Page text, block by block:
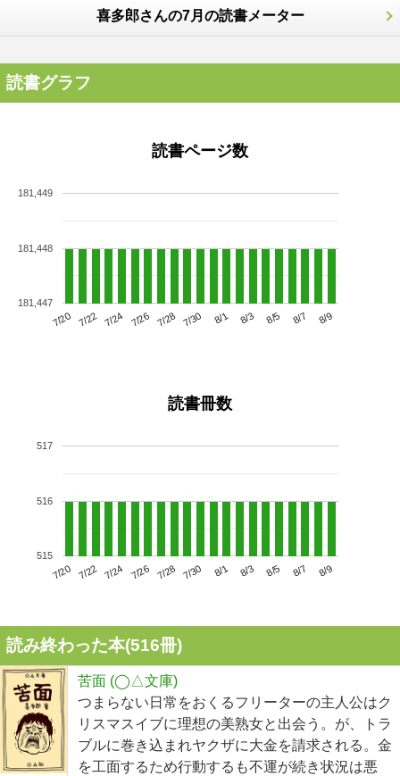
喜多郎さんの7月の読書メーター
読書グラフ
読書ページ数
7/20 7/22 7/24 7/26 7/28 7/30 8/1 8/3 8/5 8/7 8/9
181,447
181,448
181,449
読書冊数
7/20 7/22 7/24 7/26 7/28 7/30 8/1 8/3 8/5 8/7 8/9
515
516
517
読み終わった本(516冊)
苦面 (◯△文庫)
つまらない日常をおくるフリーターの主人公はク
リスマスイブに理想の美熟女と出会う。が、トラ
ブルに巻き込まれヤクザに大金を請求される。金
を工面するため行動するも不運が続き状況は悪